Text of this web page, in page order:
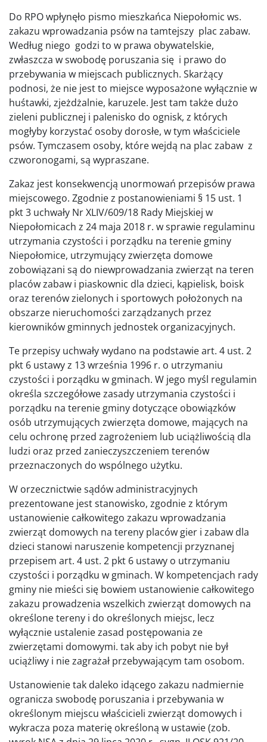
Do RPO wpłynęło pismo mieszkańca Niepołomic ws.
zakazu wprowadzania psów na tamtejszy plac zabaw.
Według niego godzi to w prawa obywatelskie,
zwłaszcza w swobodę poruszania się i prawo do
przebywania w miejscach publicznych. Skarżący
podnosi, że nie jest to miejsce wyposażone wyłącznie w
huśtawki, zjeżdżalnie, karuzele. Jest tam także dużo
zieleni publicznej i palenisko do ognisk, z których
mogłyby korzystać osoby dorosłe, w tym właściciele
psów. Tymczasem osoby, które wejdą na plac zabaw z
czworonogami, są wypraszane.
Zakaz jest konsekwencją unormowań przepisów prawa
miejscowego. Zgodnie z postanowieniami § 15 ust. 1
pkt 3 uchwały Nr XLIV/609/18 Rady Miejskiej w
Niepołomicach z 24 maja 2018 r. w sprawie regulaminu
utrzymania czystości i porządku na terenie gminy
Niepołomice, utrzymujący zwierzęta domowe
zobowiązani są do niewprowadzania zwierząt na teren
placów zabaw i piaskownic dla dzieci, kąpielisk, boisk
oraz terenów zielonych i sportowych położonych na
obszarze nieruchomości zarządzanych przez
kierowników gminnych jednostek organizacyjnych.
Te przepisy uchwały wydano na podstawie art. 4 ust. 2
pkt 6 ustawy z 13 września 1996 r. o utrzymaniu
czystości i porządku w gminach. W jego myśl regulamin
określa szczegółowe zasady utrzymania czystości i
porządku na terenie gminy dotyczące obowiązków
osób utrzymujących zwierzęta domowe, mających na
celu ochronę przed zagrożeniem lub uciążliwością dla
ludzi oraz przed zanieczyszczeniem terenów
przeznaczonych do wspólnego użytku.
W orzecznictwie sądów administracyjnych
prezentowane jest stanowisko, zgodnie z którym
ustanowienie całkowitego zakazu wprowadzania
zwierząt domowych na tereny placów gier i zabaw dla
dzieci stanowi naruszenie kompetencji przyznanej
przepisem art. 4 ust. 2 pkt 6 ustawy o utrzymaniu
czystości i porządku w gminach. W kompetencjach rady
gminy nie mieści się bowiem ustanowienie całkowitego
zakazu prowadzenia wszelkich zwierząt domowych na
określone tereny i do określonych miejsc, lecz
wyłącznie ustalenie zasad postępowania ze
zwierzętami domowymi. tak aby ich pobyt nie był
uciążliwy i nie zagrażał przebywającym tam osobom.
Ustanowienie tak daleko idącego zakazu nadmiernie
ogranicza swobodę poruszania i przebywania w
określonym miejscu właścicieli zwierząt domowych i
wykracza poza materię określoną w ustawie (zob.